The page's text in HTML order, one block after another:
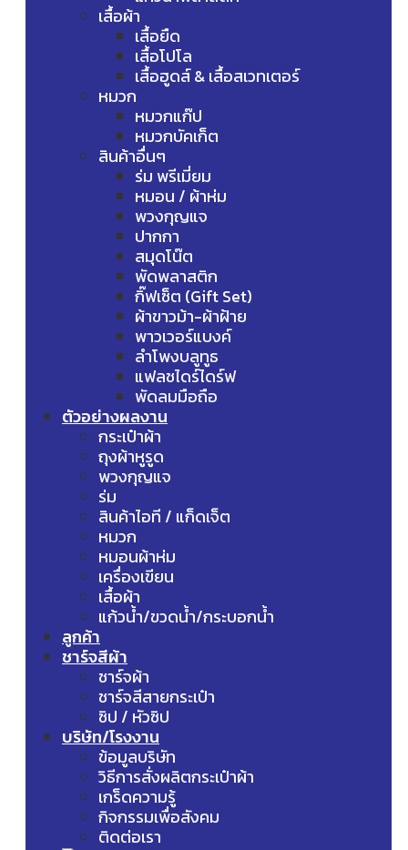
เสื้อผ้า
เสื้อยืด
เสื้อโปโล
เสื้อฮูดส์ & เสื้อสเวทเตอร์
หมวก
หมวกแก๊ป
หมวกบัคเก็ต
สินค้าอื่นๆ
ร่ม พรีเมี่ยม
หมอน / ผ้าห่ม
พวงกุญแจ
ปากกา
สมุดโน๊ต
พัดพลาสติก
กิ๊ฟเซ็ต (Gift Set)
ผ้าขาวม้า-ผ้าฝ้าย
พาวเวอร์แบงค์
ลำโพงบลูทูธ
แฟลชไดร์ไดร์ฟ
พัดลมมือถือ
ตัวอย่างผลงาน
กระเป๋าผ้า
ถุงผ้าหูรูด
พวงกุญแจ
ร่ม
สินค้าไอที / แก็ดเจ็ต
หมวก
หมอนผ้าห่ม
เครื่องเขียน
เสื้อผ้า
แก้วน้ำ/ขวดน้ำ/กระบอกน้ำ
ลูกค้า
ชาร์จสีผ้า
ชาร์จผ้า
ชาร์จสีสายกระเป๋า
ซิป / หัวซิป
บริษัท/โรงงาน
ข้อมูลบริษัท
วิธีการสั่งผลิตกระเป๋าผ้า
เกร็ดความรู้
กิจกรรมเพื่อสังคม
ติดต่อเรา